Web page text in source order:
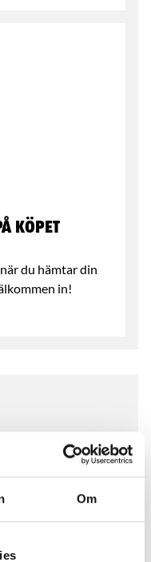
Om
köpet
du hämtar din
in!